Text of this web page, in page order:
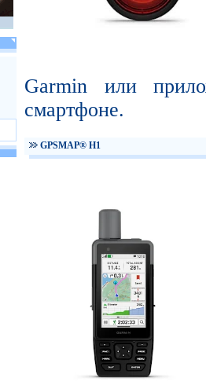
Garmin или
смартфоне.
GPSMAP® H1